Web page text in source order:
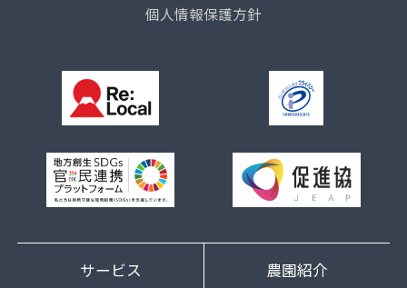
個人情報保護方針
サービス 農園紹介